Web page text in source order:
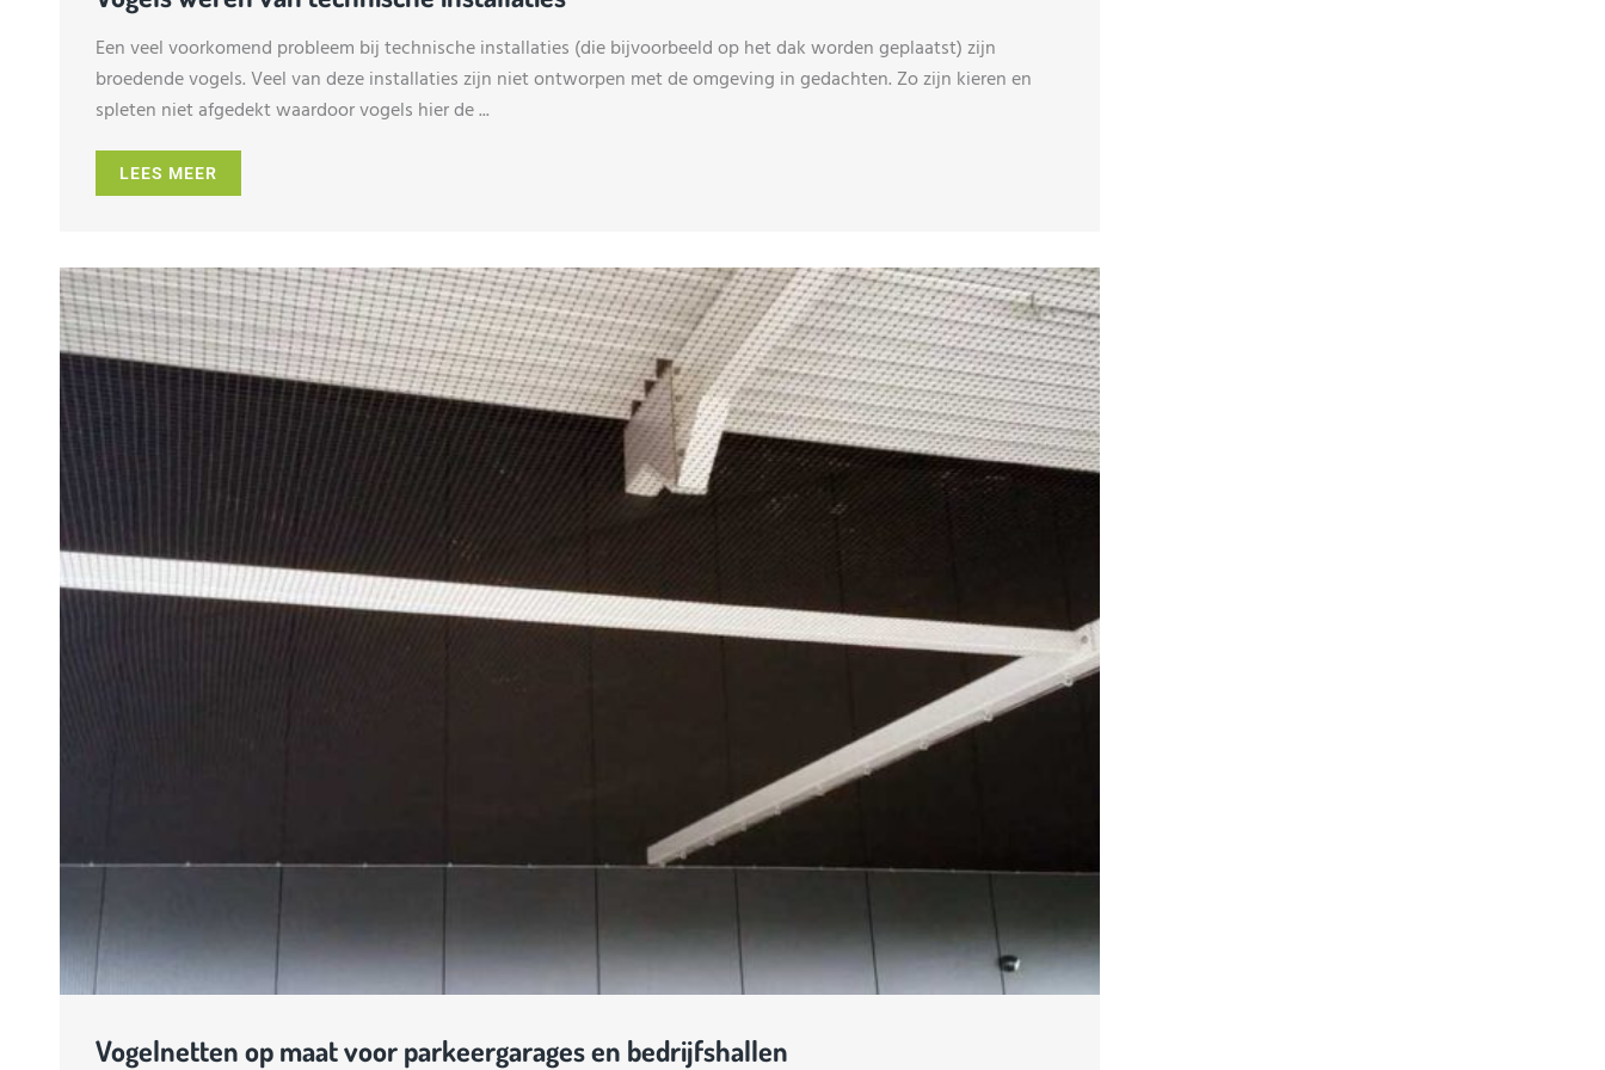
Een veel voorkomend probleem bij technische installaties (die bijvoorbeeld op het dak worden geplaatst) zijn
broedende vogels. Veel van deze installaties zijn niet ontworpen met de omgeving in gedachten. Zo zijn kieren en
spleten niet afgedekt waardoor vogels hier de ...
LEES MEER
Vogelnetten op maat voor parkeergarages en bedrijfshallen